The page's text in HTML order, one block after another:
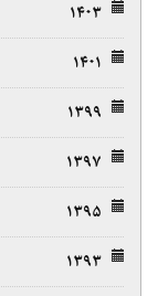
۱۴۰۳
۱۴۰۱
۱۳۹۹
۱۳۹۷
۱۳۹۵
۱۳۹۳